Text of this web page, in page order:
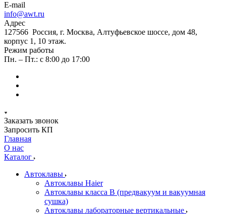
E-mail
info@awt.ru
Адрес
127566 Россия, г. Москва, Алтуфьевское шоссе, дом 48,
корпус 1, 10 этаж.
Режим работы
Пн. – Пт.: с 8:00 до 17:00
Заказать звонок
Запросить КП
Главная
О нас
Каталог
Автоклавы
Автоклавы Haier
Автоклавы класса B (предвакуум и вакуумная
сушка)
Автоклавы лабораторные вертикальные